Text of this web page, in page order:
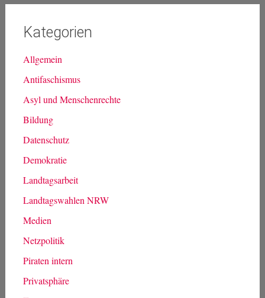
Kategorien
Allgemein
Antifaschismus
Asyl und Menschenrechte
Bildung
Datenschutz
Demokratie
Landtagsarbeit
Landtagswahlen NRW
Medien
Netzpolitik
Piraten intern
Privatsphäre